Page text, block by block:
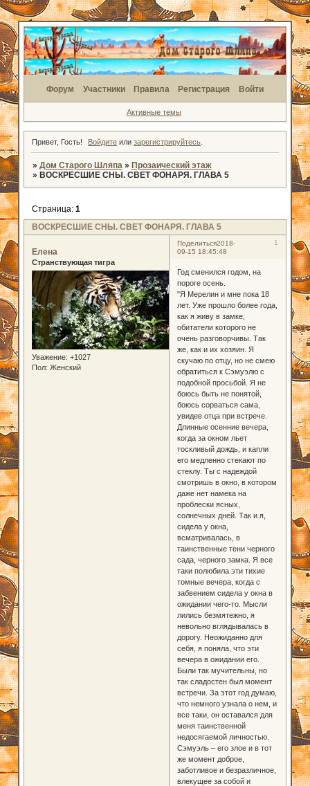
Форум Участники Правила Регистрация Войти
Активные темы
Привет, Гость! Войдите илизарегистрируйтесь
» Дом Старого Шляпа » Прозаический этаж
» ВОСКРЕСШИЕ СНЫ. СВЕТ ФОНАРЯ. ГЛАВА 5
ВОСКРЕСШИЕ СНЫ. СВЕТ ФОНАРЯ. ГЛАВА 5
Страница: 1
Поделиться 1
2018-
09-15 18:45:48
Елена
Странствующая тигра
Уважение: +1027
Пол: Женский
Год сменился годом, на
пороге осень.
"Я Мерелин и мне пока 18
лет. Уже прошло более года,
как я живу в замке,
обитатели которого не
очень разговорчивы. Так
же, как и их хозяин. Я
скучаю по отцу, но не смею
обратиться к Сэмуэлю с
подобной просьбой. Я не
боюсь быть не понятой,
боюсь сорваться сама,
увидев отца при встрече.
Длинные осенние вечера,
когда за окном льет
тоскливый дождь, и капли
его медленно стекают по
стеклу. Ты с надеждой
смотришь в окно, в котором
даже нет намека на
проблески ясных,
солнечных дней. Так и я,
сидела у окна,
всматривалась, в
таинственные тени черного
сада, черного замка. Я все
таки полюбила эти тихие
томные вечера, когда с
забвением сидела у окна в
ожидании чего-то. Мысли
лились безмятежно, я
невольно вглядывалась в
дорогу. Неожиданно для
себя, я поняла, что эти
вечера в ожидании его.
Были так мучительны, но
так сладостен был момент
встречи. За этот год думаю,
что немного узнала о нем, и
все таки, он оставался для
меня таинственной
недосягаемой личностью.
Сэмуэль – его злое и в тот
же момент доброе,
заботливое и безразличное,
влекущее за собой и